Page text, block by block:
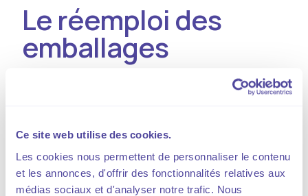
Ce site web utilise des cookies.
Les cookies nous permettent de personnaliser le contenu
et les annonces, d'offrir des fonctionnalités relatives aux
médias sociaux et d'analyser notre trafic. Nous
Le réemploi des
emballages
Pour prolonger la vie des emballages, il est
Les entreprises y sont fortement incitées
voire obligées.
En effet, depuis 2023, une obligation pèse sur